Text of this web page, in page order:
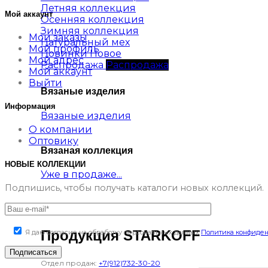
Летняя коллекция
Осенняя коллекция
Зимняя коллекция
Натуральный мех
Новинки
Распродажа
Вязаные изделия
Вязаные изделия
Вязаная коллекция
Уже в продаже...
Продукция STARKOFF
Отдел продаж: +7(912)732-30-20
Мой аккаунт
Мои заказы
Мой профиль
Мой адрес
Мой аккаунт
Выйти
Информация
О компании
Оптовику
НОВЫЕ КОЛЛЕКЦИИ
Подпишись, чтобы получать каталоги новых коллекций.
Я даю согласие на обработку персональных данных Политика